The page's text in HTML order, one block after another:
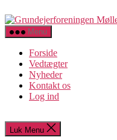
til
indholdet
Menu
Forside
Vedtægter
Nyheder
Kontakt os
Log ind
Luk Menu